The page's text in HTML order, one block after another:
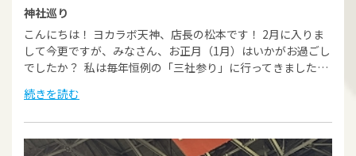
神社巡り
こんにちは！ ヨカラボ天神、店長の松本です！ 2月に入りま
して今更ですが、みなさん、お正月（1月）はいかがお過ごし
でしたか？ 私は毎年恒例の「三社参り」に行ってきました…
続きを読む